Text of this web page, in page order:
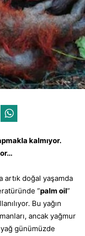
kalmıyor.
artık doğal yaşamda
”palm oil”
Bu yağın
ancak yağmur
günümüzde